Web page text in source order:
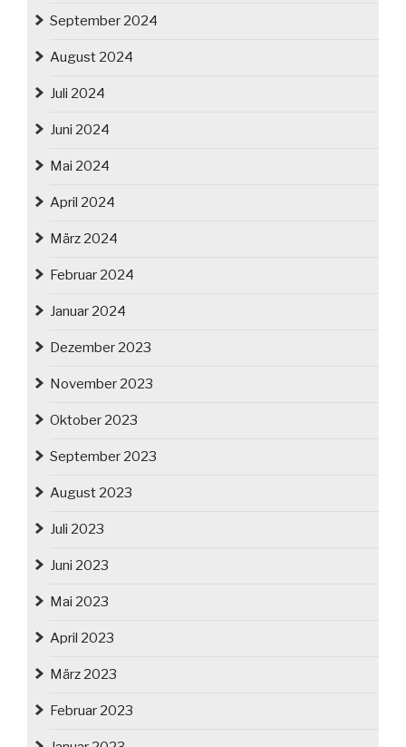
September 2024
August 2024
Juli 2024
Juni 2024
Mai 2024
April 2024
März 2024
Februar 2024
Januar 2024
Dezember 2023
November 2023
Oktober 2023
September 2023
August 2023
Juli 2023
Juni 2023
Mai 2023
April 2023
März 2023
Februar 2023